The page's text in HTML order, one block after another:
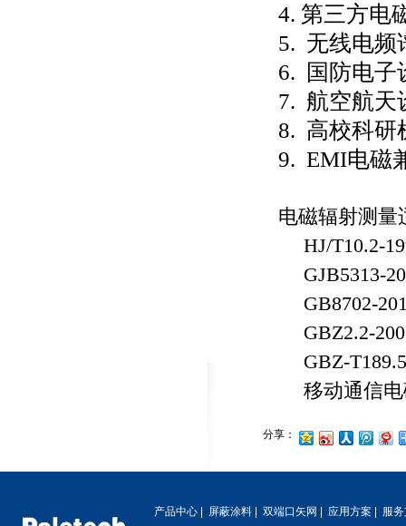
4. 第三方电
5. 无线电频
6. 国防电子
7. 航空航天
8. 高校科研
9. EMI电磁
电磁辐射测量
HJ/T10.2-
GJB5313-
GB8702-
GBZ2.2-
GBZ-
移动通信
分享：
产品中心 屏蔽涂料 双端口矢网 应用方案 服